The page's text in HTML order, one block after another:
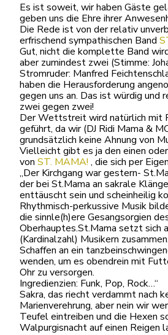
Es ist soweit, wir haben Gäste
geben uns die Ehre ihrer
Die Rede ist von der relativ
erfrischend sympathischen Band
Gut, nicht die komplette Band
aber zumindest zwei (Stimme:
Stromruder: Manfred
haben die Herausforderung
gegen uns an. Das ist würdig und
zwei gegen zwei!
Der Wettstreit wird natürlich mit
geführt, da wir (DJ Ridi Mama &
grundsätzlich keine Ahnung von
Vielleicht gibt es ja den einen
von ST. MAMA! , die sich per
„Der Kirchgang war gestern-
der bei St.Mama an sakrale
enttäuscht sein und scheinheilig
Rhythmisch-perkussive Musik
die sinnle(h)ere Gesangsorgien
Oberhauptes.St.Mama setzt sich
(Kardinalzahl) Musikern
Schaffen an ein
wenden, um es obendrein mit
Ohr zu versorgen.
Ingredienzien: Funk, Pop, Rock…“
Sakra, das riecht verdammt nach
Marienverehrung, aber nein wir
Teufel eintreiben und die Hexen
Walpurgisnacht auf einen Reigen